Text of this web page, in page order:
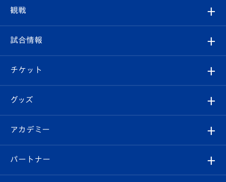
クラブ
試合情報
チケット
イベント
メディア
クラブ概要
エンブレム紹介
スタッフプロフィール
マスコット紹介
観戦
観戦ルール
はじめての観戦ガイド
Revive Team
ヴィヴィくんの長崎おもてなしガイド
試合情報
試合日程/結果
フォトギャラリー
スタジアムグルメ
チケット
チケット
V-LOVERS（ファンクラブ）
プレイヤーズスイート
グッズ
オンラインショップ
店舗情報
アカデミー
育成からのお知らせ
パートナー